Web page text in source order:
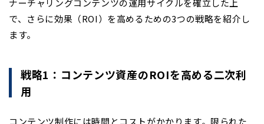
ナーチャリングコンテンツの運用サイクルを確立した上
で、さらに効果（ROI）を高めるための3つの戦略を紹介し
ます。
戦略1：コンテンツ資産のROIを高める二次利
用
コンテンツ制作には時間とコストがかかります。限られた